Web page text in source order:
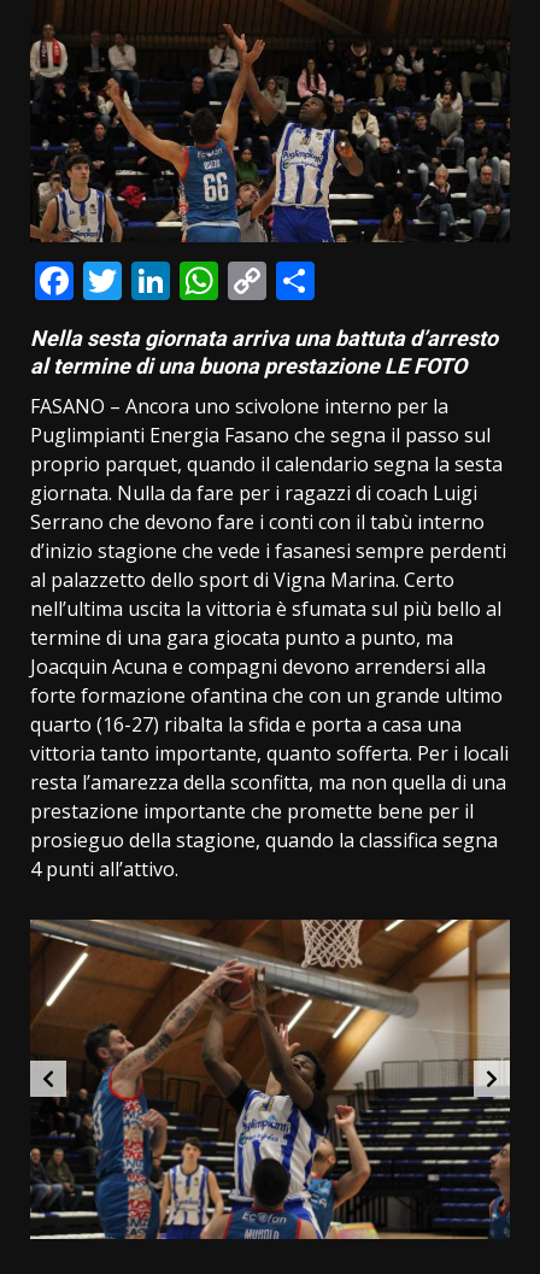
Facebook
Twitter
LinkedIn
WhatsApp
Copy
Link
Nella sesta giornata arriva una battuta d’arresto
al termine di una buona prestazione LE FOTO
FASANO – Ancora uno scivolone interno per la
Puglimpianti Energia Fasano che segna il passo sul
proprio parquet, quando il calendario segna la sesta
giornata. Nulla da fare per i ragazzi di coach Luigi
Serrano che devono fare i conti con il tabù interno
d’inizio stagione che vede i fasanesi sempre perdenti
al palazzetto dello sport di Vigna Marina. Certo
nell’ultima uscita la vittoria è sfumata sul più bello al
termine di una gara giocata punto a punto, ma
Joacquin Acuna e compagni devono arrendersi alla
forte formazione ofantina che con un grande ultimo
quarto (16-27) ribalta la sfida e porta a casa una
vittoria tanto importante, quanto sofferta. Per i locali
resta l’amarezza della sconfitta, ma non quella di una
prestazione importante che promette bene per il
prosieguo della stagione, quando la classifica segna
4 punti all’attivo.